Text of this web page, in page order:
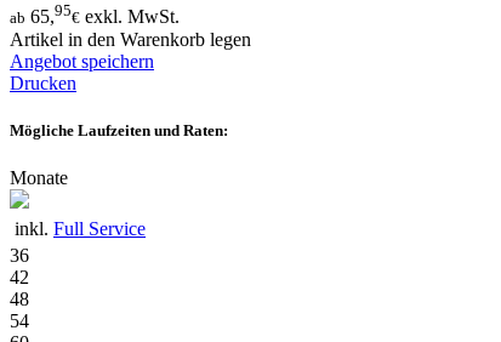
ab 65,95€ exkl. MwSt.
Artikel in den Warenkorb legen
Angebot speichern
Drucken
Mögliche Laufzeiten und Raten:
Monate
inkl. Full Service
36
42
48
54